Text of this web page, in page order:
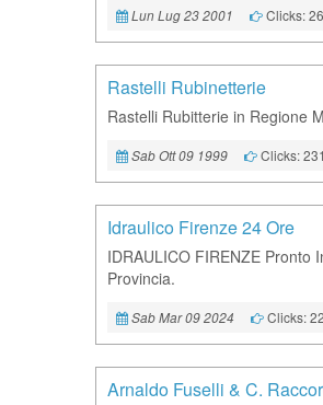
Lun Lug 23 2001 Clicks:
Rastelli Rubinetterie
Rastelli Rubitterie in Regione
Sab Ott 09 1999 Clicks: 231
Idraulico Firenze 24 Ore
IDRAULICO FIRENZE Pronto
Provincia.
Sab Mar 09 2024 Clicks:
Arnaldo Fuselli & C.